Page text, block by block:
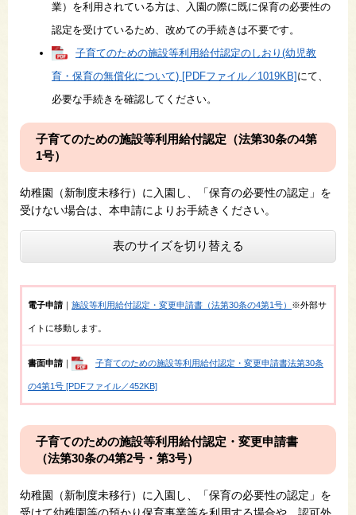
業）を利用されている方は、入園の際に既に保育の必要性の
認定を受けているため、改めての手続きは不要です。
子育てのための施設等利用給付認定のしおり(幼児教
育・保育の無償化について) [PDFファイル／1019KB] にて、
必要な手続きを確認してください。
子育てのための施設等利用給付認定（法第30条の4第
1号）
幼稚園（新制度未移行）に入園し、「保育の必要性の認定」​を
受けない場合は、本申請によりお手続きください。
表のサイズを切り替える
電子申請 ｜ 施設等利用給付認定・変更申請書（法第30条の4第1号） ※外部サ
イトに移動します。
書面申請 ｜ 子育てのための施設等利用給付認定・変更申請書法第30条
の4第1号 [PDFファイル／452KB]
子育てのための施設等利用給付認定・変更申請書
（法第30条の4第2号・第3号）
幼稚園（新制度未移行）に入園し、「保育の必要性の認定」を
受けて幼稚園等の預かり保育事業等を利用する場合や、認可外